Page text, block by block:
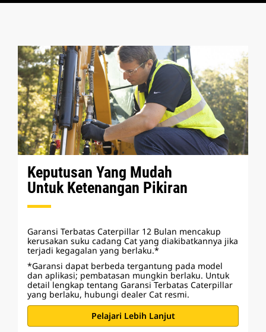
Keputusan Yang Mudah
Untuk Ketenangan Pikiran
Garansi Terbatas Caterpillar 12 Bulan mencakup
kerusakan suku cadang Cat yang diakibatkannya jika
terjadi kegagalan yang berlaku.*
*Garansi dapat berbeda tergantung pada model
dan aplikasi; pembatasan mungkin berlaku. Untuk
detail lengkap tentang Garansi Terbatas Caterpillar
yang berlaku, hubungi dealer Cat resmi.
Pelajari Lebih Lanjut